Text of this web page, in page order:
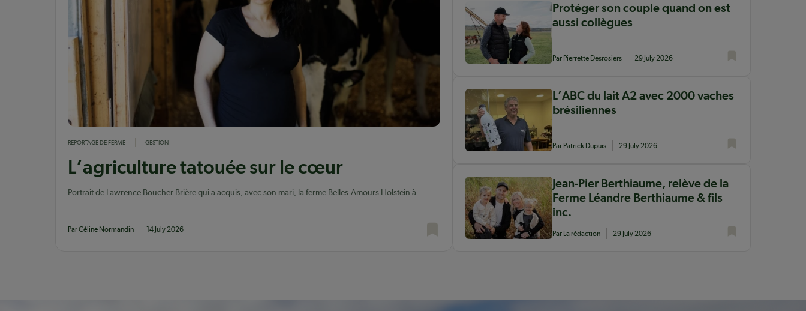
REPORTAGE DE FERME GESTION
L’agriculture tatouée sur le cœur
Portrait de Lawrence Boucher Brière qui a acquis, avec son mari, la ferme Belles-Amours Holstein à
Par Céline Normandin 14 July 2026
Protéger son couple quand on est
aussi collègues
Par Pierrette Desrosiers 29 July 2026
L’ABC du lait A2 avec 2000 vaches
brésiliennes
Par Patrick Dupuis 29 July 2026
Jean-Pier Berthiaume, relève de la
Ferme Léandre Berthiaume & fils
inc.
Par La rédaction 29 July 2026